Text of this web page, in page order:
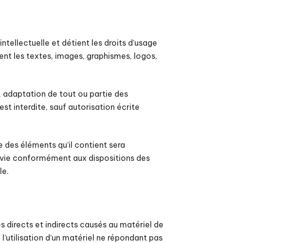
et détient les droits d’usage
les textes, images, graphismes, logos,
de tout ou partie des
interdite, sauf autorisation écrite
éléments qu’il contient sera
conformément aux dispositions des
directs et indirects causés au matériel de
d’un matériel ne répondant pas